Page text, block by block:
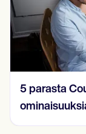
5 parasta